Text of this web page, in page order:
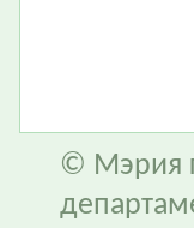
© Мэрия